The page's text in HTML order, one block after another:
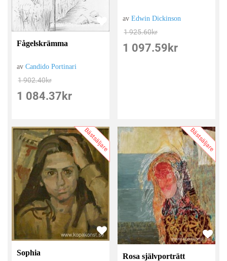
Fågelskrämma
avCandido Portinari
1 902.40kr
1 084.37 kr
avEdwin Dickinson
1 925.60kr
1 097.59 kr
Bästsäljare
Sophia
Bästsäljare
Rosa självporträtt